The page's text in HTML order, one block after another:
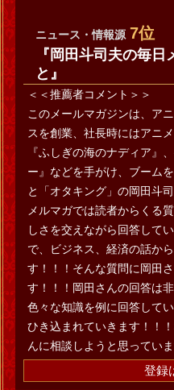
ニュース・情報源 7位
『岡田斗司夫の毎
と』
＜＜推薦者コメント＞＞
このメールマガジンは、ア
スを創業、社長時にはアニ
『ふしぎの海のナディア』
ー』などを手がけ、ブーム
と「オタキング」の岡田斗
メルマガでは読者からくる
しさを交えながら回答して
で、ビジネス、経済の話か
す！！！そんな質問に岡田
す！！！岡田さんの回答は
色々な知識を例に回答して
ひき込まれていきます！！
んに相談しようと思ってい
登録